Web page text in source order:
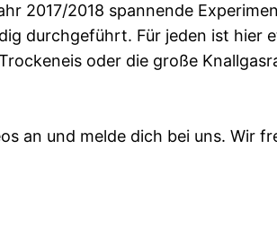
2017/2018 spannende
durchgeführt. Für jeden ist hier
oder die große
an und melde dich bei uns. Wir